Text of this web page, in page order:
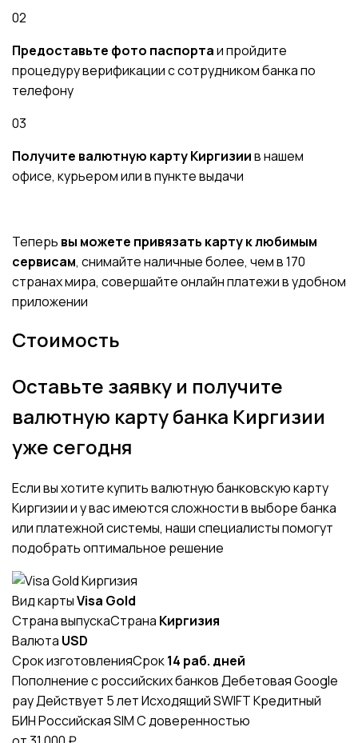
02
Предоставьте фото паспортаи пройдите
процедуру верификации с сотрудником банка по
телефону
03
Получите валютную карту Киргизиив нашем
офисе, курьером или в пункте выдачи
Теперь вы можете привязать карту к любимым
сервисам, снимайте наличные более, чем в 170
странах мира, совершайте онлайн платежи в удобном
приложении
Стоимость
Оставьте заявку и получите
валютную карту банка Киргизии
уже сегодня
Если вы хотите купить валютную банковскую карту
Киргизии и у вас имеются сложности в выборе банка
или платежной системы, наши специалисты помогут
подобрать оптимальное решение
Вид картыVisa Gold
Страна выпускаСтрана Киргизия
Валюта USD
Срок изготовленияСрок14 раб. дней
Пополнение с российских банковДебетоваяGoogle
payДействует 5 летИсходящий SWIFTКредитный
БИНРоссийская SIMС доверенностью